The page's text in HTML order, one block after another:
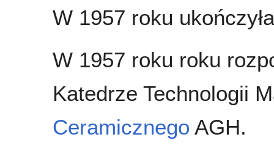
W 1957 roku
W 1957 roku roku
Katedrze Technologii
Ceramicznego AGH.